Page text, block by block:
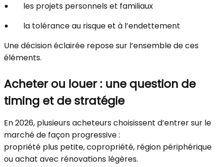
les projets personnels et familiaux
la tolérance au risque et à l’endettement
Une décision éclairée repose sur l’ensemble de ces
éléments.
Acheter ou louer : une question de
timing et de stratégie
En 2026, plusieurs acheteurs choisissent d’entrer sur le
marché de façon progressive :
propriété plus petite, copropriété, région périphérique
ou achat avec rénovations légères.